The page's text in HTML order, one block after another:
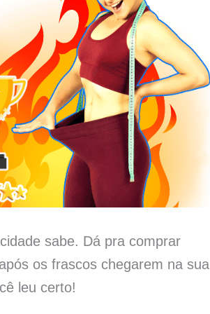
sabe. Dá pra comprar
os frascos chegarem na sua
leu certo!